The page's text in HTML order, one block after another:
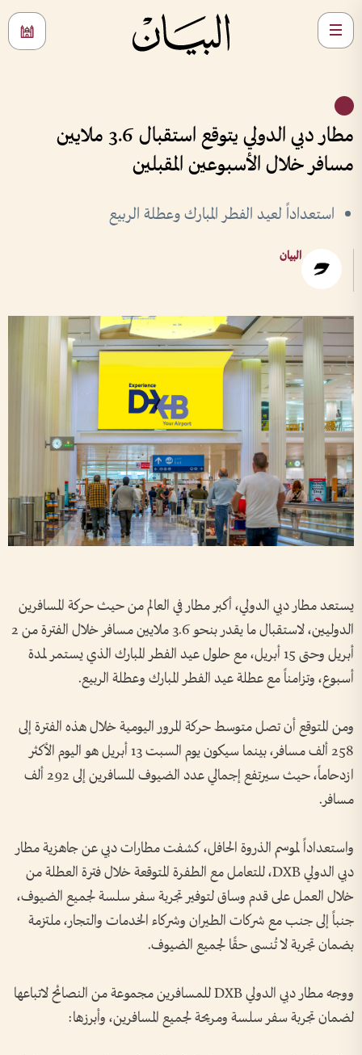
مطار دبي الدولي يتوقع استقبال 3.6 ملايين
مسافر خلال الأسبوعين المقبلين
استعداداً لعيد الفطر المبارك وعطلة الربيع
البيان
يستعد مطار دبي الدولي، أكبر مطار في العالم من حيث حركة المسافرين
الدوليين، لاستقبال ما يقدر بنحو 3.6 ملايين مسافر خلال الفترة من 2
أبريل وحتى 15 أبريل، مع حلول عيد الفطر المبارك الذي يستمر لمدة
أسبوع، وتزامناً مع عطلة عيد الفطر المبارك وعطلة الربيع.
ومن المتوقع أن تصل متوسط حركة المرور اليومية خلال هذه الفترة إلى
258 ألف مسافر، بينما سيكون يوم السبت 13 أبريل هو اليوم الأكثر
ازدحاماً، حيث سيرتفع إجمالي عدد الضيوف المسافرين إلى 292 ألف
مسافر.
واستعداداً لموسم الذروة الحافل، كشفت مطارات دبي عن جاهزية مطار
دبي الدولي DXB، للتعامل مع الطفرة المتوقعة خلال فترة العطلة من
خلال العمل على قدم وساق لتوفير تجربة سفر سلسة لجميع الضيوف،
جنباً إلى جنب مع شركات الطيران وشركاء الخدمات والتجار، ملتزمة
بضمان تجربة لا تُنسى حقًا لجميع الضيوف.
ووجه مطار دبي الدولي DXB للمسافرين مجموعة من النصائح لاتباعها
لضمان تجربة سفر سلسة ومريحة لجميع المسافرين، وأبرزها: